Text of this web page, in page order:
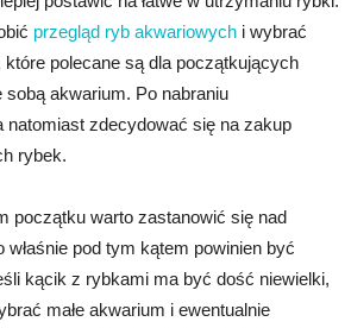
przegląd ryb akwariowych i wybrać
które polecane są dla początkujących
akwarium. Po nabraniu
natomiast zdecydować się na zakup
rybek.
początku warto zastanowić się nad
właśnie pod tym kątem powinien być
kącik z rybkami ma być dość niewielki,
małe akwarium i ewentualnie